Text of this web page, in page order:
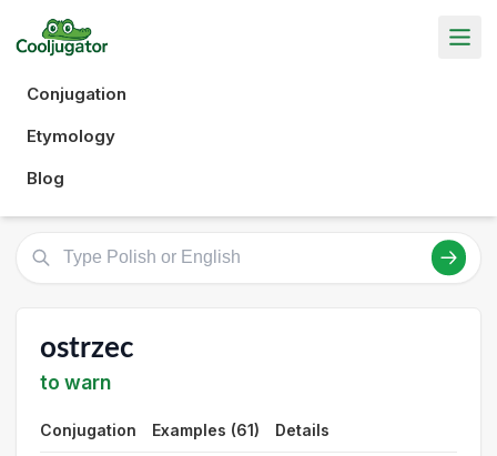
Conjugation
Etymology
Blog
ostrzec
to warn
Conjugation Examples (61) Details